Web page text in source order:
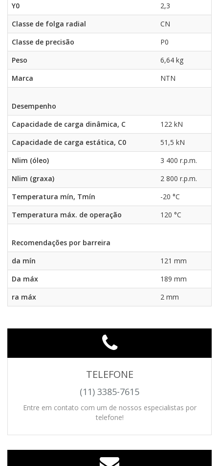
Y0
2,3
Classe de folga radial
CN
Classe de precisão
P0
Peso
6,64 kg
Marca
NTN
Desempenho
Capacidade de carga dinâmica, C
122 kN
Capacidade de carga estática, C0
51,5 kN
Nlim (óleo)
3 400 r.p.m.
Nlim (graxa)
2 800 r.p.m.
Temperatura mín, Tmín
-20 °C
Temperatura máx. de operação
120 °C
Recomendações por barreira
da mín
121 mm
Da máx
189 mm
ra máx
2 mm
TELEFONE
(11) 3385-7615
Entre em contato com um de nossos especialistas por
telefone!